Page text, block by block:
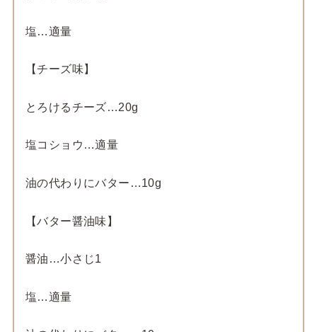
塩…適量
【チーズ味】
とろけるチーズ…20g
塩コショウ…適量
油の代わりにバター…10g
【バター醤油味】
醤油…小さじ1
塩…適量